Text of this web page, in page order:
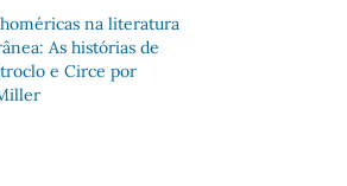
na literatura
As histórias de
e Circe por